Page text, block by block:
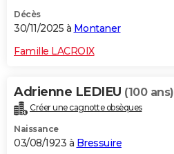
GUIDES D'ACHAT
Carte de Noël
Carte Bonne année
Carte Saint-Valentin
Carte Pâques
Carte d'anniversaire
DICTIONNAIRE
Dictionnaire
Biographies
Citations
Expressions
Proverbes
PROGRAMME TV
Décès
30/11/2025 à Montaner
Famille LACROIX
Adrienne LEDIEU (100 ans)
Créer une cagnotte obsèques
Naissance
03/08/1923 à Bressuire